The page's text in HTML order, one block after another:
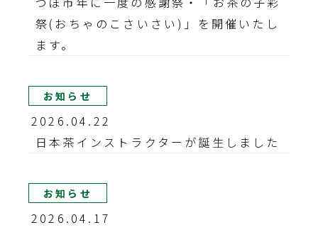
祭(おちゃのこさいさい)」を開催いたし
ます。
お知らせ
2026.04.22
日本茶インストラクターが誕生しました
お知らせ
2026.04.17